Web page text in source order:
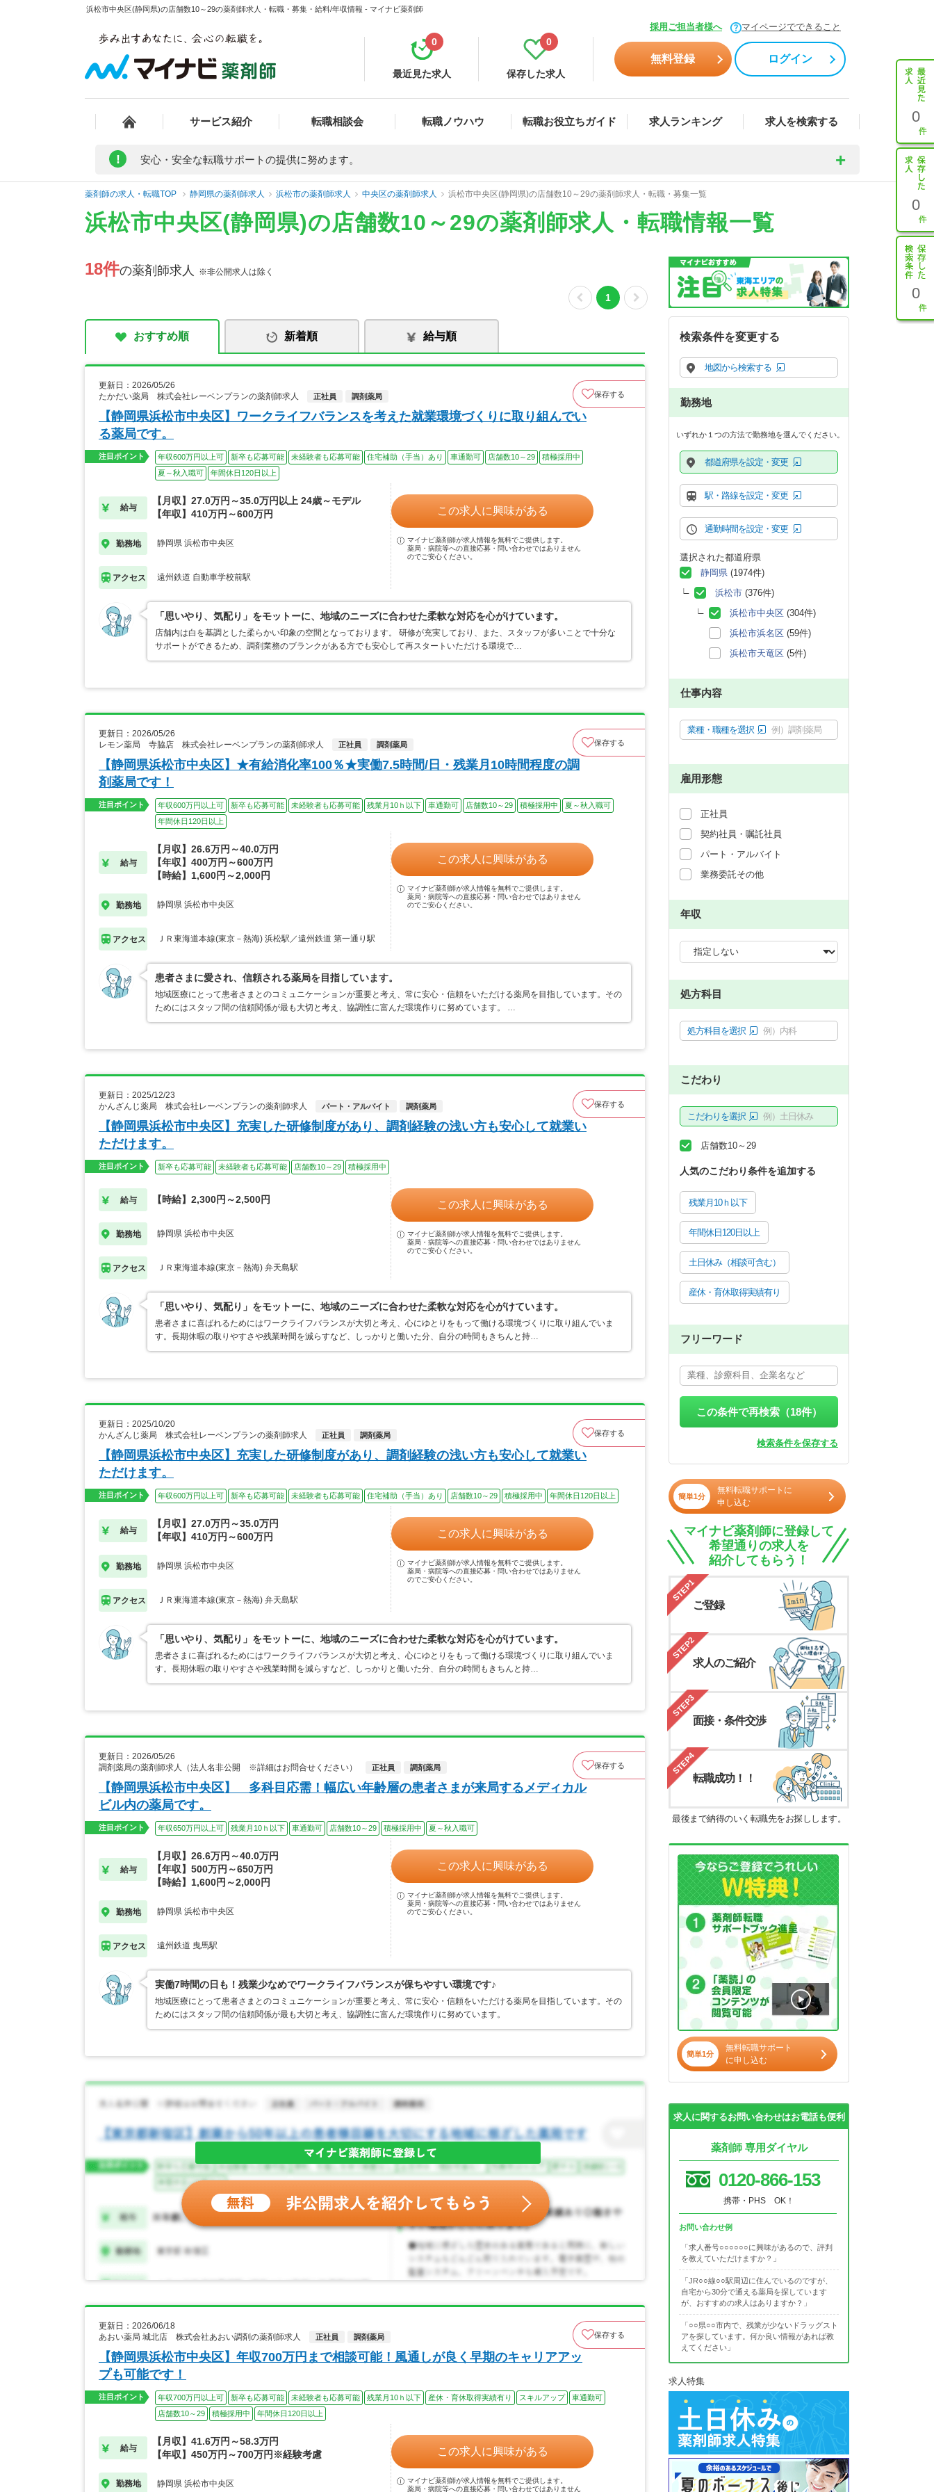
浜松市中央区(静岡県)の店舗数10～29の薬剤師求人・転職・募集・給料/年収情報 - マイナビ薬剤師
採用ご担当者様へ マイページでできること
最近見た求人
0
保存した求人
0
無料登録 ログイン
サービス紹介 転職相談会 転職ノウハウ 転職お役立ちガイド 求人ランキング 求人を検索する 0
0
0
! 安心・安全な転職サポートの提供に努めます。
薬剤師の求人・転職TOP 静岡県の薬剤師求人 浜松市の薬剤師求人 中央区の薬剤師求人 浜松市中央区(静岡県)の店舗数10～29の薬剤師求人・転職・募集一覧
浜松市中央区(静岡県)の店舗数10～29の薬剤師求人・転職情報一覧
18件の薬剤師求人 ※非公開求人は除く
1
おすすめ順 新着順 給与順
更新日：2026/05/26
たかだい薬局 株式会社レーベンプランの薬剤師求人
正社員 調剤薬局 保存する
【静岡県浜松市中央区】ワークライフバランスを考えた就業環境づくりに取り組んでい
る薬局です。
注目ポイント 年収600万円以上可 新卒も応募可能 未経験者も応募可能 住宅補助（手当）あり 車通勤可 店舗数10～29
積極採用中
夏～秋入職可
年間休日120日以上
給与
【月収】27.0万円～35.0万円以上 24歳～モデル
【年収】410万円～600万円
勤務地 静岡県 浜松市中央区
アクセス 遠州鉄道 自動車学校前駅
この求人に興味がある
マイナビ薬剤師が求人情報を無料でご提供します。
薬局・病院等への直接応募・問い合わせではありません
のでご安心ください。
「思いやり、気配り」をモットーに、地域のニーズに合わせた柔軟な対応を心がけています。
店舗内は白を基調とした柔らかい印象の空間となっております。 研修が充実しており、また、スタッフが多いことで十分な
サポートができるため、調剤業務のブランクがある方でも安心して再スタートいただける環境で…
更新日：2026/05/26
レモン薬局 寺脇店 株式会社レーベンプランの薬剤師求人
正社員 調剤薬局 保存する
【静岡県浜松市中央区】★有給消化率100％★実働7.5時間/日・残業月10時間程度の調
剤薬局です！
注目ポイント 年収600万円以上可 新卒も応募可能 未経験者も応募可能 残業月10ｈ以下 車通勤可 店舗数10～29 積極採用中
夏～秋入職可
年間休日120日以上
給与
【月収】26.6万円～40.0万円
【年収】400万円～600万円
【時給】1,600円～2,000円
勤務地 静岡県 浜松市中央区
アクセス ＪＲ東海道本線(東京－熱海) 浜松駅／遠州鉄道 第一通り駅
この求人に興味がある
マイナビ薬剤師が求人情報を無料でご提供します。
薬局・病院等への直接応募・問い合わせではありません
のでご安心ください。
患者さまに愛され、信頼される薬局を目指しています。
地域医療にとって患者さまとのコミュニケーションが重要と考え、常に安心・信頼をいただける薬局を目指しています。その
ためにはスタッフ間の信頼関係が最も大切と考え、協調性に富んだ環境作りに努めています。 …
更新日：2025/12/23
かんざんじ薬局 株式会社レーベンプランの薬剤師求人
パート・アルバイト 調剤薬局 保存する
【静岡県浜松市中央区】充実した研修制度があり、調剤経験の浅い方も安心して就業い
ただけます。
注目ポイント 新卒も応募可能 未経験者も応募可能 店舗数10～29 積極採用中
給与 【時給】2,300円～2,500円
勤務地 静岡県 浜松市中央区
アクセス ＪＲ東海道本線(東京－熱海) 弁天島駅
この求人に興味がある
マイナビ薬剤師が求人情報を無料でご提供します。
薬局・病院等への直接応募・問い合わせではありません
のでご安心ください。
「思いやり、気配り」をモットーに、地域のニーズに合わせた柔軟な対応を心がけています。
患者さまに喜ばれるためにはワークライフバランスが大切と考え、心にゆとりをもって働ける環境づくりに取り組んでいま
す。長期休暇の取りやすさや残業時間を減らすなど、しっかりと働いた分、自分の時間もきちんと持…
更新日：2025/10/20
かんざんじ薬局 株式会社レーベンプランの薬剤師求人
正社員 調剤薬局 保存する
【静岡県浜松市中央区】充実した研修制度があり、調剤経験の浅い方も安心して就業い
ただけます。
注目ポイント 年収600万円以上可 新卒も応募可能 未経験者も応募可能 住宅補助（手当）あり 店舗数10～29 積極採用中 年間休日120日以上
給与
【月収】27.0万円～35.0万円
【年収】410万円～600万円
勤務地 静岡県 浜松市中央区
アクセス ＪＲ東海道本線(東京－熱海) 弁天島駅
この求人に興味がある
マイナビ薬剤師が求人情報を無料でご提供します。
薬局・病院等への直接応募・問い合わせではありません
のでご安心ください。
「思いやり、気配り」をモットーに、地域のニーズに合わせた柔軟な対応を心がけています。
患者さまに喜ばれるためにはワークライフバランスが大切と考え、心にゆとりをもって働ける環境づくりに取り組んでいま
す。長期休暇の取りやすさや残業時間を減らすなど、しっかりと働いた分、自分の時間もきちんと持…
更新日：2026/05/26
調剤薬局の薬剤師求人（法人名非公開 ※詳細はお問合せください）
正社員 調剤薬局 保存する
【静岡県浜松市中央区】 多科目応需！幅広い年齢層の患者さまが来局するメディカル
ビル内の薬局です。
注目ポイント 年収650万円以上可 残業月10ｈ以下 車通勤可 店舗数10～29 積極採用中 夏～秋入職可
給与
【月収】26.6万円～40.0万円
【年収】500万円～650万円
【時給】1,600円～2,000円
勤務地 静岡県 浜松市中央区
アクセス 遠州鉄道 曳馬駅
この求人に興味がある
マイナビ薬剤師が求人情報を無料でご提供します。
薬局・病院等への直接応募・問い合わせではありません
のでご安心ください。
実働7時間の日も！残業少なめでワークライフバランスが保ちやすい環境です♪
地域医療にとって患者さまとのコミュニケーションが重要と考え、常に安心・信頼をいただける薬局を目指しています。その
ためにはスタッフ間の信頼関係が最も大切と考え、協調性に富んだ環境作りに努めています。
更新日：2026/06/18
あおい薬局 城北店 株式会社あおい調剤の薬剤師求人
正社員 調剤薬局 保存する
【静岡県浜松市中央区】年収700万円まで相談可能！風通しが良く早期のキャリアアッ
プも可能です！
注目ポイント 年収700万円以上可 新卒も応募可能 未経験者も応募可能 残業月10ｈ以下 産休・育休取得実績有り スキルアップ
車通勤可
店舗数10～29
積極採用中 年間休日120日以上
給与
【月収】41.6万円～58.3万円
【年収】450万円～700万円※経験考慮
勤務地 静岡県 浜松市中央区
この求人に興味がある
マイナビ薬剤師が求人情報を無料でご提供します。
薬局・病院等への直接応募・問い合わせではありません
検索条件を変更する
地図から検索する
勤務地
いずれか１つの方法で勤務地を選んでください。
都道府県を設定・変更
駅・路線を設定・変更
通勤時間を設定・変更
選択された都道府県
静岡県 (1974件)
浜松市 (376件)
浜松市中央区 (304件)
浜松市浜名区 (59件)
浜松市天竜区 (5件)
仕事内容
業種・職種を選択 例）調剤薬局
雇用形態
正社員
契約社員・嘱託社員
パート・アルバイト
業務委託その他
年収
処方科目
処方科目を選択 例）内科
こだわり
こだわりを選択 例）土日休み
店舗数10～29
人気のこだわり条件を追加する
残業月10ｈ以下
年間休日120日以上
土日休み（相談可含む）
産休・育休取得実績有り
フリーワード
この条件で再検索（18件）
検索条件を保存する
簡単1分
無料転職サポートに
申し込む
マイナビ薬剤師に登録して
希望通りの求人を
紹介してもらう！
STEP1
ご登録
STEP2
求人のご紹介
STEP3
面接・条件交渉
STEP4
転職成功！！
最後まで納得のいく転職先をお探しします。
簡単1分
無料転職サポート
に申し込む
求人に関するお問い合わせはお電話も便利
薬剤師 専用ダイヤル
0120-866-153
携帯・PHS OK！
お問い合わせ例
「求人番号○○○○○○に興味があるので、評判
を教えていただけますか？」
「JR○○線○○駅周辺に住んでいるのですが、
自宅から30分で通える薬局を探しています
が、おすすめの求人はありますか？」
「○○県○○市内で、残業が少ないドラッグスト
アを探しています。何か良い情報があれば教
えてください」
求人特集